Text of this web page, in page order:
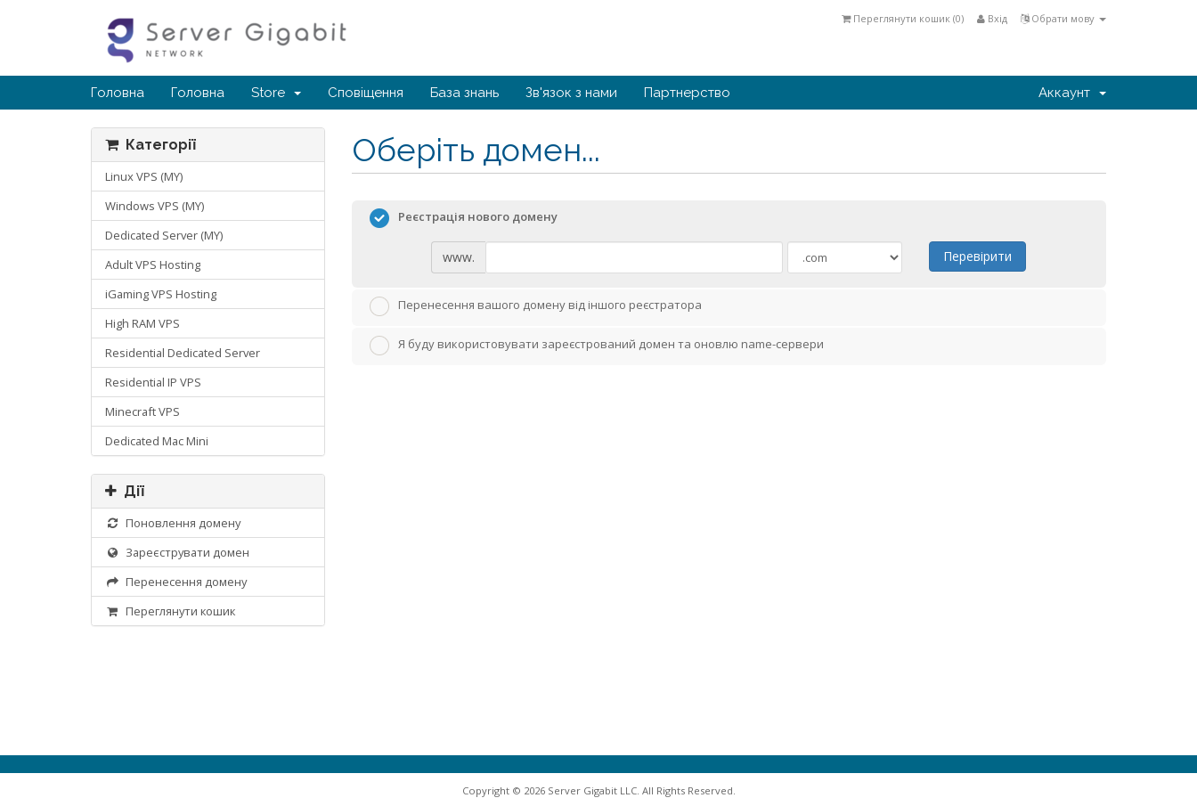
Обрати мову
Вхід
Переглянути кошик (0)
Головна Головна Store Сповіщення База знань Зв'язок з нами Партнерство Аккаунт
Оберіть домен...
Категорії
Linux VPS (MY)
Windows VPS (MY)
Dedicated Server (MY)
Adult VPS Hosting
iGaming VPS Hosting
High RAM VPS
Residential Dedicated Server
Residential IP VPS
Minecraft VPS
Dedicated Mac Mini
Дії
Поновлення домену
Зареєструвати домен
Перенесення домену
Переглянути кошик
Реєстрація нового домену
www. Перевірити
Перенесення вашого домену від іншого реєстратора
Я буду використовувати зареєстрований домен та оновлю name-сервери
Copyright © 2026 Server Gigabit LLC. All Rights Reserved.